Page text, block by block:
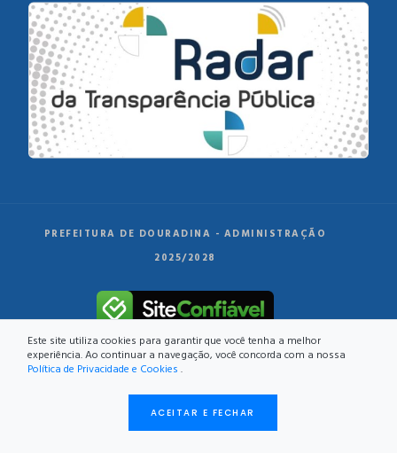
PREFEITURA DE DOURADINA - ADMINISTRAÇÃO
2025/2028
DESENVOLVIMENTO:
Este site utiliza cookies para garantir que você tenha a melhor
experiência. Ao continuar a navegação, você concorda com a nossa
Política de Privacidade e Cookies .
ACEITAR E FECHAR